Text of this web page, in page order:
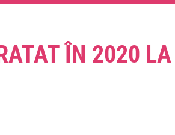
ÎN 2020 LA